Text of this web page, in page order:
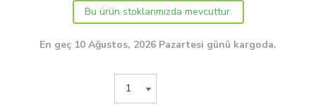
Bu ürün stoklarımızda mevcuttur.
En geç 10 Ağustos, 2026 Pazartesi günü kargoda.